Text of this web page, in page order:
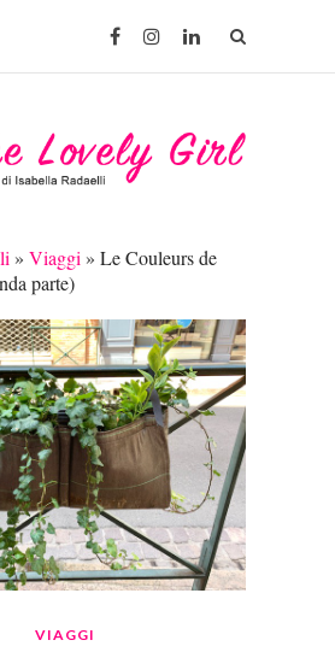
» Viaggi » Le Couleurs de
parte)
VIAGGI